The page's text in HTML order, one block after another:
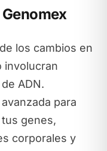
los cambios en
involucran
ADN.
para
genes,
corporales y